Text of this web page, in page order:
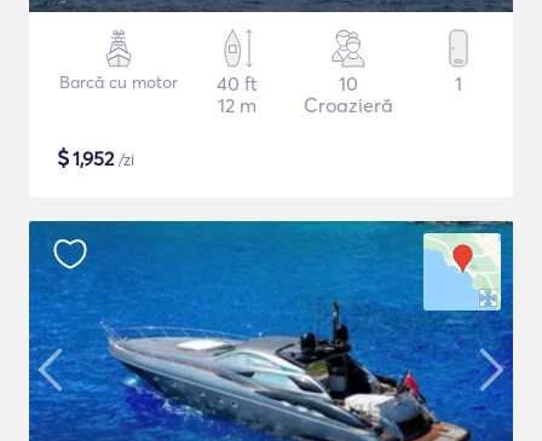
Barcă cu motor
40 ft
12 m
10
Croazieră
1
$1,952/zi